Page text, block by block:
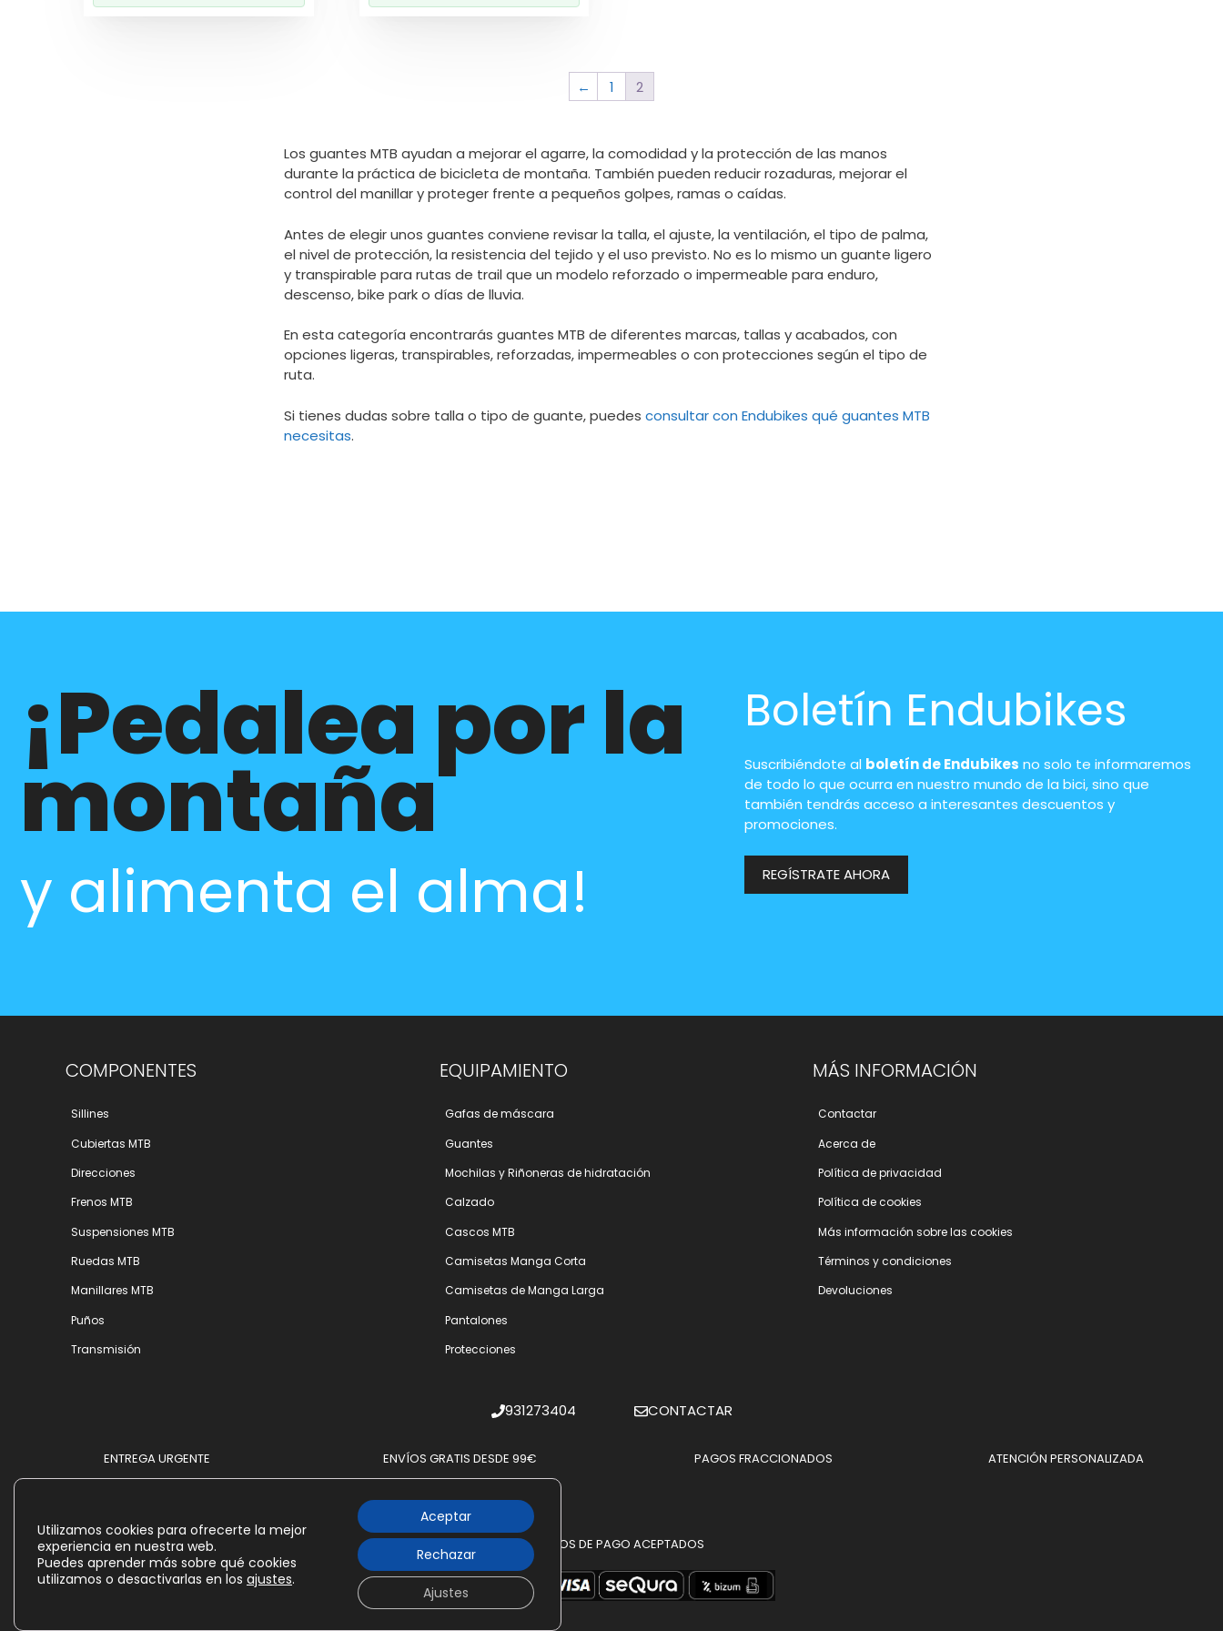
← 1 2
Los guantes MTB ayudan a mejorar el agarre, la comodidad y la protección de las manos
durante la práctica de bicicleta de montaña. También pueden reducir rozaduras, mejorar el
control del manillar y proteger frente a pequeños golpes, ramas o caídas.
Antes de elegir unos guantes conviene revisar la talla, el ajuste, la ventilación, el tipo de palma,
el nivel de protección, la resistencia del tejido y el uso previsto. No es lo mismo un guante ligero
y transpirable para rutas de trail que un modelo reforzado o impermeable para enduro,
descenso, bike park o días de lluvia.
En esta categoría encontrarás guantes MTB de diferentes marcas, tallas y acabados, con
opciones ligeras, transpirables, reforzadas, impermeables o con protecciones según el tipo de
ruta.
Si tienes dudas sobre talla o tipo de guante, puedes consultar con Endubikes qué guantes MTB
necesitas.
¡Pedalea por la
montaña
y alimenta el alma!
Boletín Endubikes
Suscribiéndote al boletín de Endubikes no solo te informaremos
de todo lo que ocurra en nuestro mundo de la bici, sino que
también tendrás acceso a interesantes descuentos y
promociones.
REGÍSTRATE AHORA
COMPONENTES
Sillines
Cubiertas MTB
Direcciones
Frenos MTB
Suspensiones MTB
Ruedas MTB
Manillares MTB
Puños
Transmisión
EQUIPAMIENTO
Gafas de máscara
Guantes
Mochilas y Riñoneras de hidratación
Calzado
Cascos MTB
Camisetas Manga Corta
Camisetas de Manga Larga
Pantalones
Protecciones
MÁS INFORMACIÓN
Contactar
Acerca de
Polí­tica de privacidad
Polí­tica de cookies
Más información sobre las cookies
Términos y condiciones
Devoluciones
931273404 CONTACTAR
ENTREGA URGENTE ENVÍOS GRATIS DESDE 99€ PAGOS FRACCIONADOS ATENCIÓN PERSONALIZADA
MÉTODOS DE PAGO ACEPTADOS
Utilizamos cookies para ofrecerte la mejor
experiencia en nuestra web.
Puedes aprender más sobre qué cookies
utilizamos o desactivarlas en los ajustes.
Aceptar
Rechazar
Ajustes